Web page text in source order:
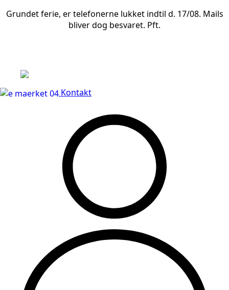
Grundet ferie, er telefonerne lukket indtil d. 17/08. Mails
bliver dog besvaret. Pft.
Kontakt